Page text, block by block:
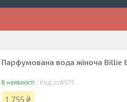
Парфумована вода жіноча Billie
В наявності Код: co8575
1 755 ₴